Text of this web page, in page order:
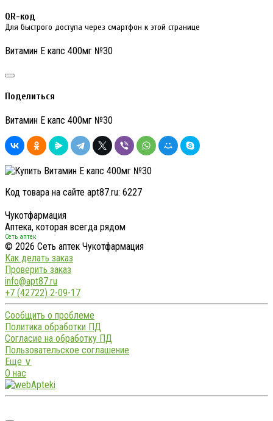
QR-код
Для быстрого доступа через смартфон к этой странице
Витамин Е капс 400мг №30
Поделиться
Витамин Е капс 400мг №30
Код товара на сайте apt87.ru: 6227
Чукотфармация
Аптека, которая всегда рядом
Сеть аптек
© 2026 Сеть аптек Чукотфармация
Как делать заказ
Проверить заказ
info@apt87.ru
+7 (42722) 2-09-17
Сообщить о проблеме
Политика обработки ПД
Согласие на обработку ПД
Пользовательское соглашение
Еще ∨
О нас